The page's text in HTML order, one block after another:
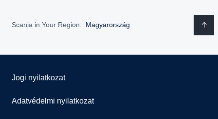
Scania in Your Region: Magyarország
Jogi nyilatkozat
Adatvédelmi nyilatkozat